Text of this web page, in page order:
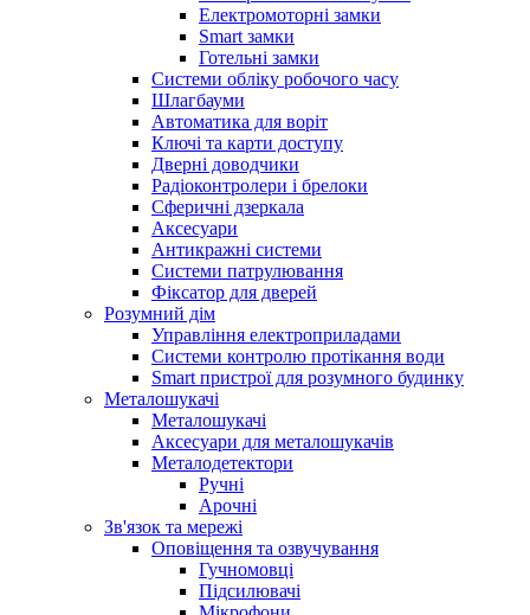
Електромоторні замки
Smart замки
Готельні замки
Системи обліку робочого часу
Шлагбауми
Автоматика для воріт
Ключі та карти доступу
Дверні доводчики
Радіоконтролери і брелоки
Сферичні дзеркала
Аксесуари
Антикражні системи
Системи патрулювання
Фіксатор для дверей
Розумний дім
Управління електроприладами
Системи контролю протікання води
Smart пристрої для розумного будинку
Металошукачі
Металошукачі
Аксесуари для металошукачів
Металодетектори
Ручні
Арочні
Зв'язок та мережі
Оповіщення та озвучування
Гучномовці
Підсилювачі